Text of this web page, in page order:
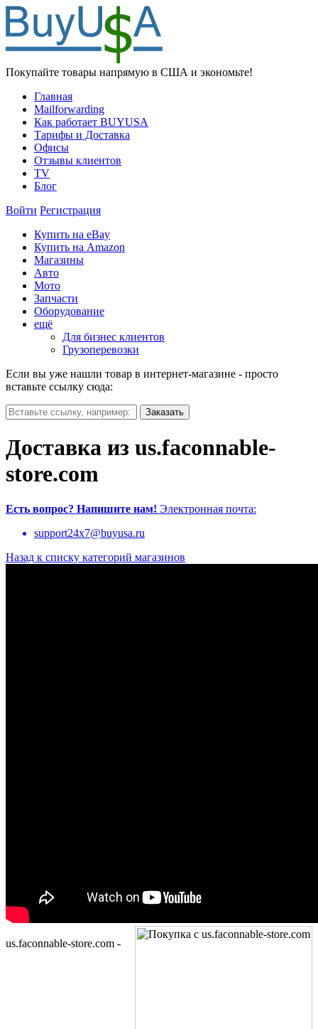
Покупайте товары напрямую в США и экономьте!
Главная
Mailforwarding
Как работает BUYUSA
Тарифы и Доставка
Офисы
Отзывы клиентов
TV
Блог
Войти Регистрация
Купить на eBay
Купить на Amazon
Магазины
Авто
Мото
Запчасти
Оборудование
ещё
Для бизнес клиентов
Грузоперевозки
Если вы уже нашли товар в интернет-магазине - просто
вставьте ссылку сюда:
Доставка из us.faconnable-
store.com
Есть вопрос? Напишите нам! Электронная почта:
support24x7@buyusa.ru
Назад к списку категорий магазинов
us.faconnable-store.com -